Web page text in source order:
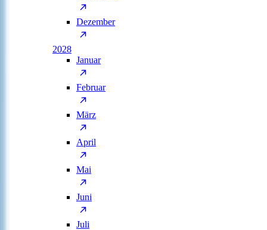
Dezember
2028
Januar
Februar
März
April
Mai
Juni
Juli